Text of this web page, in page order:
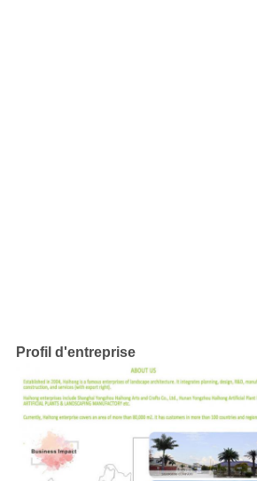
Profil d'entreprise